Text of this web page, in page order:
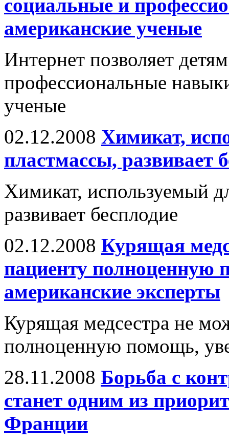
социальные и
американские ученые
Интернет позволяет
профессиональные
ученые
02.12.2008 Химикат,
пластмассы, развивает
Химикат, используемый
развивает бесплодие
02.12.2008 Курящая
пациенту полноценную
американские эксперты
Курящая медсестра не
полноценную помощь,
28.11.2008 Борьба с
станет одним из
Франции